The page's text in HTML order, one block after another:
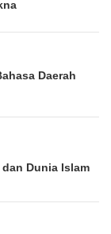
Daerah
Dunia Islam